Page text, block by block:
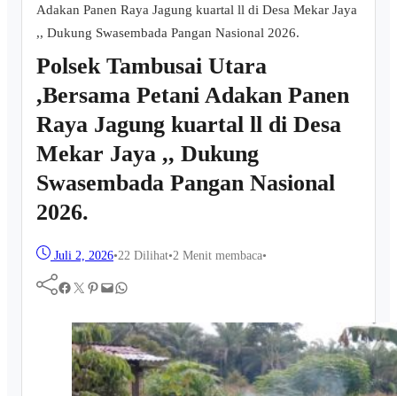
Adakan Panen Raya Jagung kuartal ll di Desa Mekar Jaya
,, Dukung Swasembada Pangan Nasional 2026.
Polsek Tambusai Utara
,Bersama Petani Adakan Panen
Raya Jagung kuartal ll di Desa
Mekar Jaya ,, Dukung
Swasembada Pangan Nasional
2026.
Juli 2, 2026•22 Dilihat•2 Menit membaca•
Facebook Twitter Pinterest Mail WhatsApp